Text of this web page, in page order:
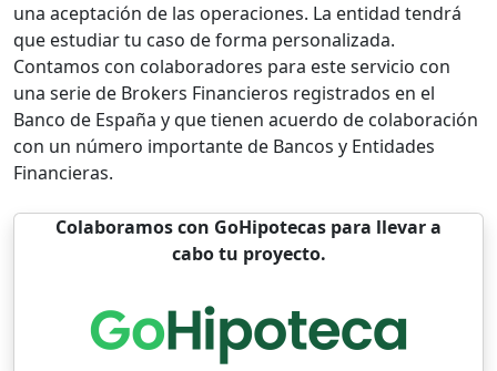
una aceptación de las operaciones. La entidad tendrá
que estudiar tu caso de forma personalizada.
Contamos con colaboradores para este servicio con
una serie de Brokers Financieros registrados en el
Banco de España y que tienen acuerdo de colaboración
con un número importante de Bancos y Entidades
Financieras.
Colaboramos con GoHipotecas para llevar a
cabo tu proyecto.